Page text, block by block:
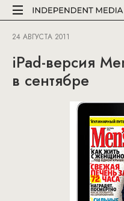
24 АВГУСТА 2011
iPad-версия
в сентябре